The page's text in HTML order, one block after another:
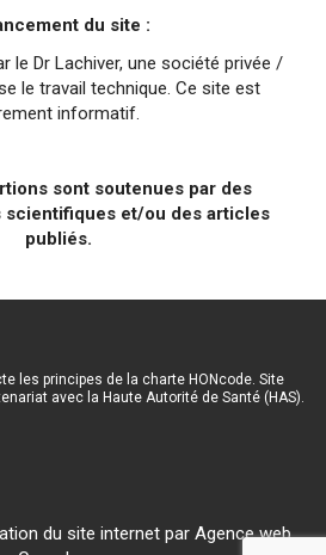
du site :
le Dr Lachiver, une société privée /
le travail technique. Ce site est
informatif.
sont soutenues par des
scientifiques et/ou des articles
publiés.
les principes de la charte HONcode. Site
avec la Haute Autorité de Santé (HAS).
du site internet par Agence web